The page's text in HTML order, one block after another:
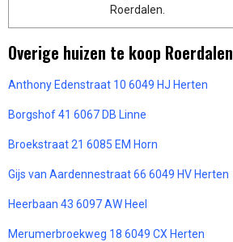
Roerdalen.
Overige huizen te koop Roerdalen
Anthony Edenstraat 10 6049 HJ Herten
Borgshof 41 6067 DB Linne
Broekstraat 21 6085 EM Horn
Gijs van Aardennestraat 66 6049 HV Herten
Heerbaan 43 6097 AW Heel
Merumerbroekweg 18 6049 CX Herten